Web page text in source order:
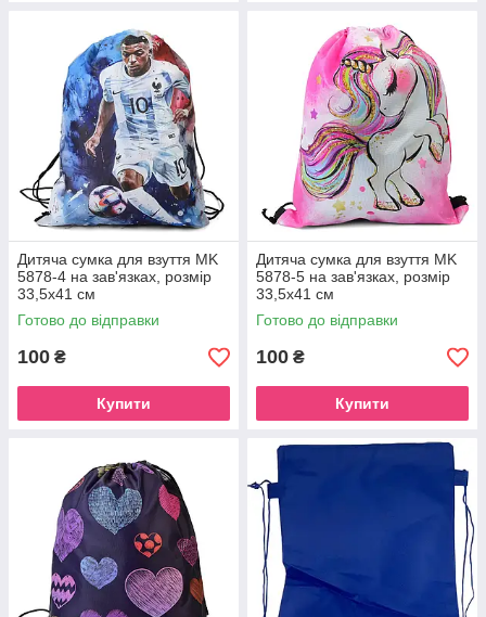
Дитяча сумка для взуття MK
5878-4 на зав'язках, розмір
33,5х41 см
Готово до відправки
100 ₴
Купити
Дитяча сумка для взуття MK
5878-5 на зав'язках, розмір
33,5х41 см
Готово до відправки
100 ₴
Купити